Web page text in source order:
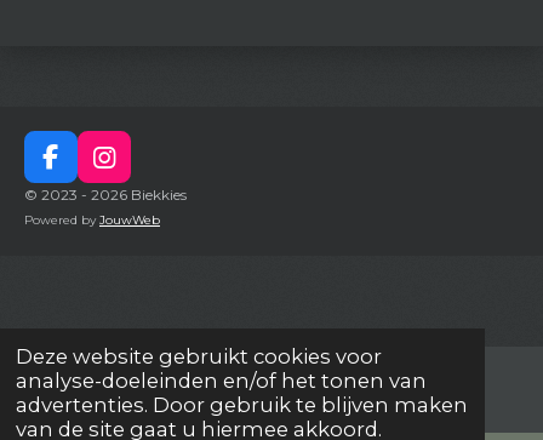
Deze website gebruikt cookies voor
analyse-doeleinden en/of het tonen van
advertenties. Door gebruik te blijven maken
van de site gaat u hiermee akkoord.
F
a
c
I
n
s
m
© 2023 - 2026 Biekkies
Powered byJouwWeb